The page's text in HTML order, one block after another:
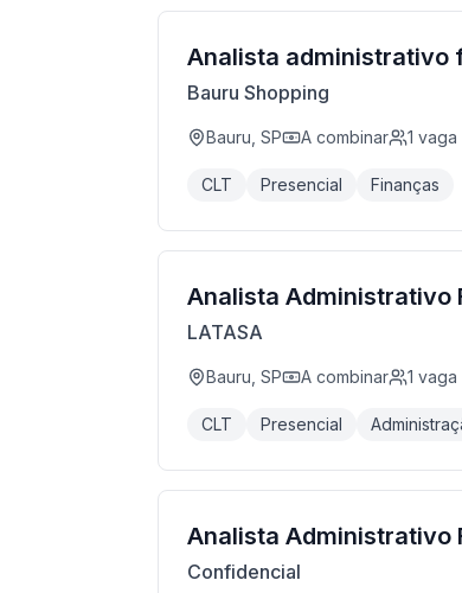
Analista administrativo
Bauru Shopping
Bauru, SP A combinar 1 vaga
CLT Presencial Finanças
Analista Administrativo
LATASA
Bauru, SP A combinar 1 vaga
CLT Presencial
Analista Administrativo
Confidencial